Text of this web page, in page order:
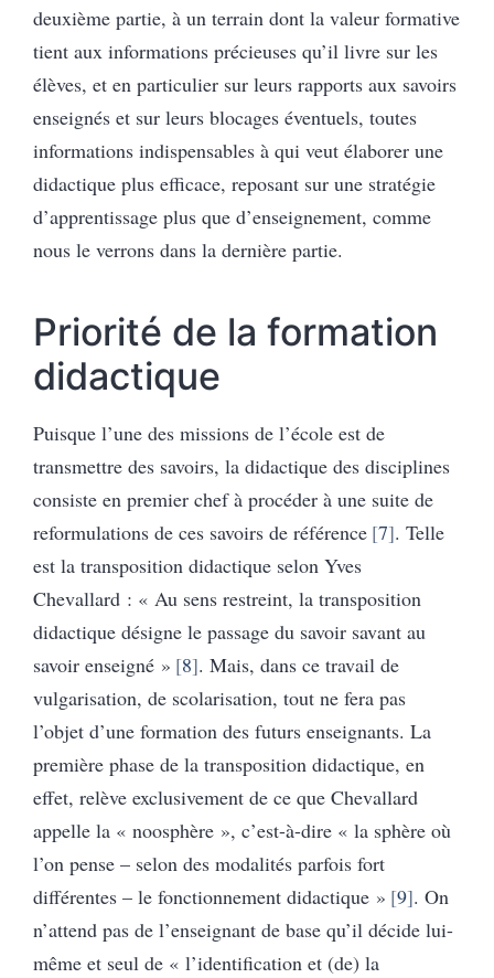
deuxième partie, à un terrain dont la valeur formative
tient aux informations précieuses qu’il livre sur les
élèves, et en particulier sur leurs rapports aux savoirs
enseignés et sur leurs blocages éventuels, toutes
informations indispensables à qui veut élaborer une
didactique plus efficace, reposant sur une stratégie
d’apprentissage plus que d’enseignement, comme
nous le verrons dans la dernière partie.
Priorité de la formation
didactique
Puisque l’une des missions de l’école est de
transmettre des savoirs, la didactique des disciplines
consiste en premier chef à procéder à une suite de
reformulations de ces savoirs de référence 7 . Telle
est la transposition didactique selon Yves
Chevallard : « Au sens restreint, la transposition
didactique désigne le passage du savoir savant au
savoir enseigné » 8 . Mais, dans ce travail de
vulgarisation, de scolarisation, tout ne fera pas
l’objet d’une formation des futurs enseignants. La
première phase de la transposition didactique, en
effet, relève exclusivement de ce que Chevallard
appelle la « noosphère », c’est-à-dire « la sphère où
l’on pense – selon des modalités parfois fort
différentes – le fonctionnement didactique » 9 . On
n’attend pas de l’enseignant de base qu’il décide lui-
même et seul de « l’identification et (de) la